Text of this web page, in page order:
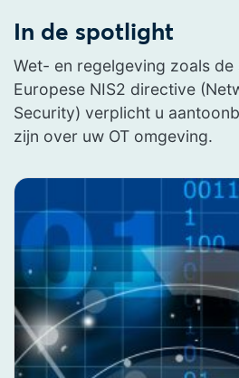
In de spotlight
Wet- en regelgeving zoals de
Europese NIS2 directive
Security) verplicht u
zijn over uw OT omgeving.